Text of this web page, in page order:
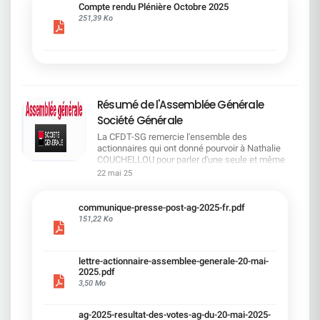
cadre du dialogue social.Bonne lecture !
Compte rendu Plénière Octobre 2025
251,39 Ko
Résumé de l'Assemblée Générale
Société Générale
La CFDT-SG remercie l'ensemble des
actionnaires qui ont donné pourvoir à Nathalie
COUCHELLOU pour parler d'une seule et même
voix.L'assemblée Générale s'est ouverte avec 4
souligné la forte amélioration en 2024 de tous les
facteurs financiers et le premier trimestre 2025
solide. Etre une banque simple et intégrée. Etre
une banque efficace. Etre une banque rentable. Le
Directeur Général Délégué, Pierre PALMIERI, a
22 mai 25
communique-presse-post-ag-2025-fr.pdf
151,22 Ko
lettre-actionnaire-assemblee-generale-20-mai-
2025.pdf
3,50 Mo
ag-2025-resultat-des-votes-ag-du-20-mai-2025-